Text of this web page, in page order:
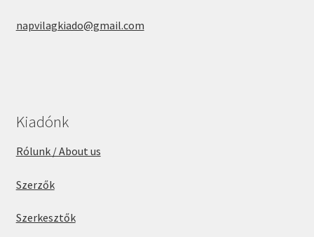
napvilagkiado@gmail.com
Kiadónk
Rólunk / About us
Szerzők
Szerkesztők